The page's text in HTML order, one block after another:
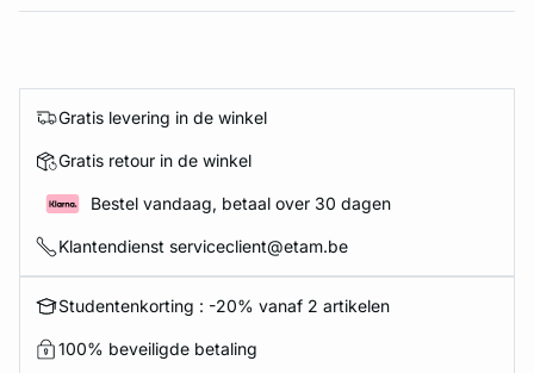
Gratis levering in de winkel
Gratis retour in de winkel
Bestel vandaag, betaal over 30 dagen
Klantendienst serviceclient@etam.be
Studentenkorting : -20% vanaf 2 artikelen
100% beveiligde betaling